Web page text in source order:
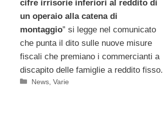
cifre irrisorie inferiori al reddito di
un operaio alla catena di
montaggio” si legge nel comunicato
che punta il dito sulle nuove misure
fiscali che premiano i commercianti a
discapito delle famiglie a reddito fisso.
Categorie
News ,Varie